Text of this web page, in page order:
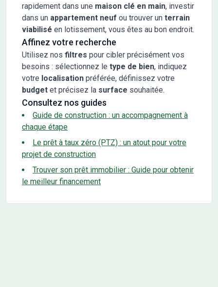
rapidement dans une maison clé en main, investir
dans un appartement neuf ou trouver un terrain
viabilisé en lotissement, vous êtes au bon endroit.
Affinez votre recherche
Utilisez nos filtres pour cibler précisément vos
besoins : sélectionnez le type de bien, indiquez
votre localisation préférée, définissez votre
budget et précisez la surface souhaitée.
Consultez nos guides
Guide de construction : un accompagnement à
chaque étape
Le prêt à taux zéro (PTZ) : un atout pour votre
projet de construction
Trouver son prêt immobilier : Guide pour obtenir
le meilleur financement